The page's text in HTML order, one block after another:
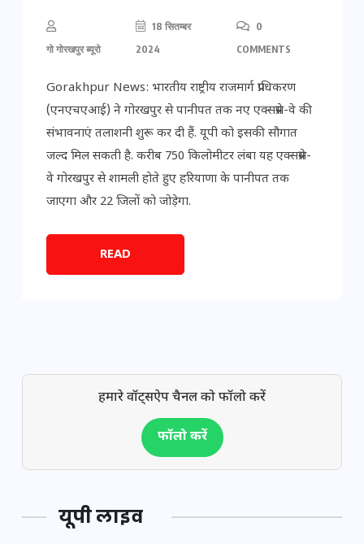
गो गोरखपुर ब्यूरो
18 सितम्बर
2024
0
COMMENTS
Gorakhpur News: भारतीय राष्ट्रीय राजमार्ग प्राधिकरण
(एनएचएआई) ने गोरखपुर से पानीपत तक नए एक्सप्रेस-वे की
संभावनाएं तलाशनी शुरू कर दी हैं. यूपी को इसकी सौगात
जल्द मिल सकती है. करीब 750 किलोमीटर लंबा यह एक्सप्रेस-
वे गोरखपुर से शामली होते हुए हरियाणा के पानीपत तक
जाएगा और 22 जिलों को जोड़ेगा.
READ
हमारे वॉट्सऐप चैनल को फॉलो करें
फॉलो करें
यूपी लाइव